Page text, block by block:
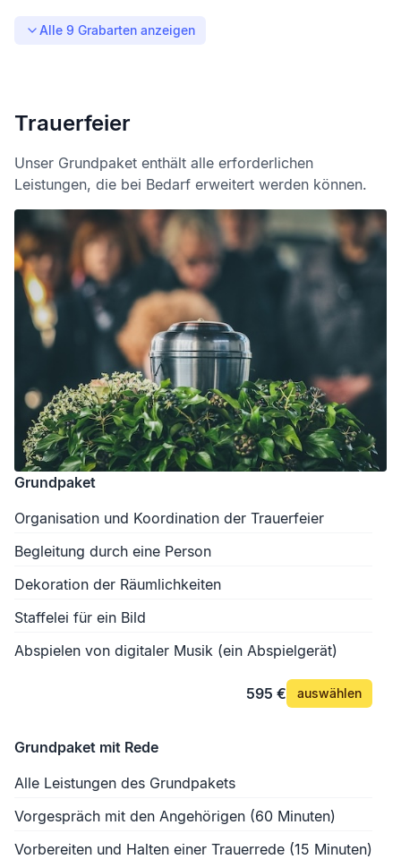
Alle 9 Grabarten anzeigen
Trauerfeier
Unser Grundpaket enthält alle erforderlichen
Leistungen, die bei Bedarf erweitert werden können.
Grundpaket
Organisation und Koordination der Trauerfeier
Begleitung durch eine Person
Dekoration der Räumlichkeiten
Staffelei für ein Bild
Abspielen von digitaler Musik (ein Abspielgerät)
595 € auswählen
Grundpaket mit Rede
Alle Leistungen des Grundpakets
Vorgespräch mit den Angehörigen (60 Minuten)
Vorbereiten und Halten einer Trauerrede (15 Minuten)